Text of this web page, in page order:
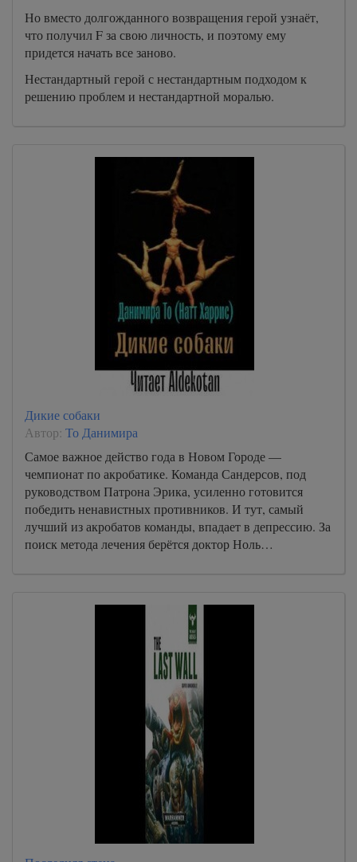
Но вместо долгожданного возвращения герой узнаёт,
что получил F за свою личность, и поэтому ему
придется начать все заново.
Нестандартный герой с нестандартным подходом к
решению проблем и нестандартной моралью.
Дикие собаки
Автор: То Данимира
Самое важное действо года в Новом Городе —
чемпионат по акробатике. Команда Сандерсов, под
руководством Патрона Эрика, усиленно готовится
победить ненавистных противников. И тут, самый
лучший из акробатов команды, впадает в депрессию. За
поиск метода лечения берётся доктор Ноль…